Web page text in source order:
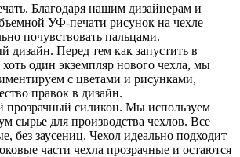
Благодаря нашим дизайнерам и
УФ-печати рисунок на чехле
почувствовать пальцами.
дизайн. Перед тем как запустить в
хоть один экземпляр нового чехла, мы
с цветами и рисунками,
правок в дизайн.
прозрачный силикон. Мы используем
сырье для производства чехлов. Все
без заусениц. Чехол идеально подходит
части чехла прозрачные и остаются